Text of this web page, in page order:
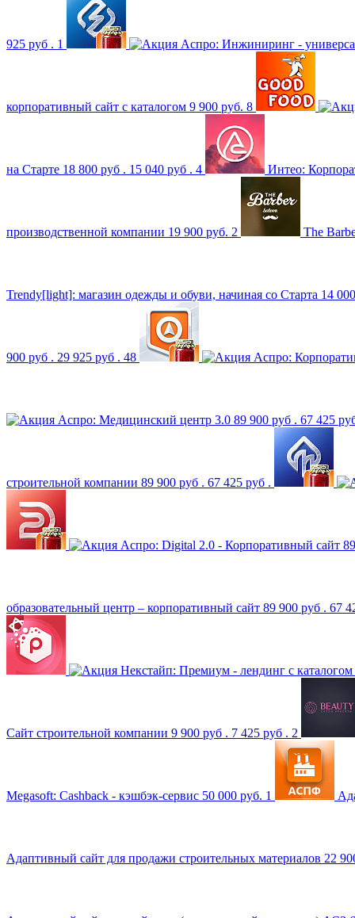
925 руб . 1 Аспро: Инжиниринг -
корпоративный сайт с каталогом 9 900 руб. 8
на Старте 18 800 руб . 15 040 руб . 4 Интео:
производственной компании 19 900 руб. 2 The
Trendy[light]: магазин одежды и обуви, начиная со Старта 14
900 руб . 29 925 руб . 48 Аспро:
Аспро: Медицинский центр 3.0 89 900 руб . 67 425
строительной компании 89 900 руб . 67 425 руб .
Аспро: Digital 2.0 - Корпоративный сайт
образовательный центр – корпоративный сайт 89 900 руб . 67
Некстайп: Премиум - лендинг с
Сайт строительной компании 9 900 руб . 7 425 руб . 2
Megasoft: Cashback - кэшбэк-сервис 50 000 руб. 1
Адаптивный сайт для продажи строительных материалов 22